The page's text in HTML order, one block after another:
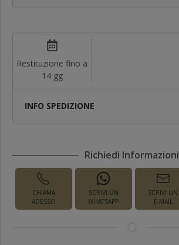
Restituzione fino a
14 gg
INFO SPEDIZIONE
Richiedi Informazioni
CHIAMA
ADESSO
SCRIVI UN
WHATSAPP
SCRIVI UN
E-MAIL